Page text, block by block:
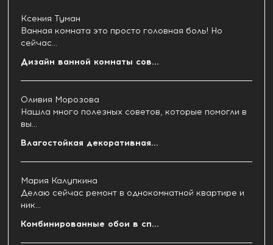
Ксения Туман
Ванная комната это просто головная боль! Но
сейчас...
Дизайн ванной комнаты сов...
Оливия Морозова
Нашла много полезных советов, которые помогли в
вы...
Влагостойкая декоративная...
Мария Калупкина
Делаю сейчас ремонт в однокомнатной квартире и
ник...
Комбинированные обои в сп...